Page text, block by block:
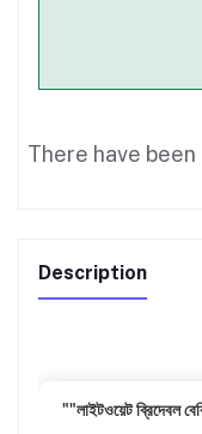
There have
Description
""লাইটওয়েট ব্রিদেবল